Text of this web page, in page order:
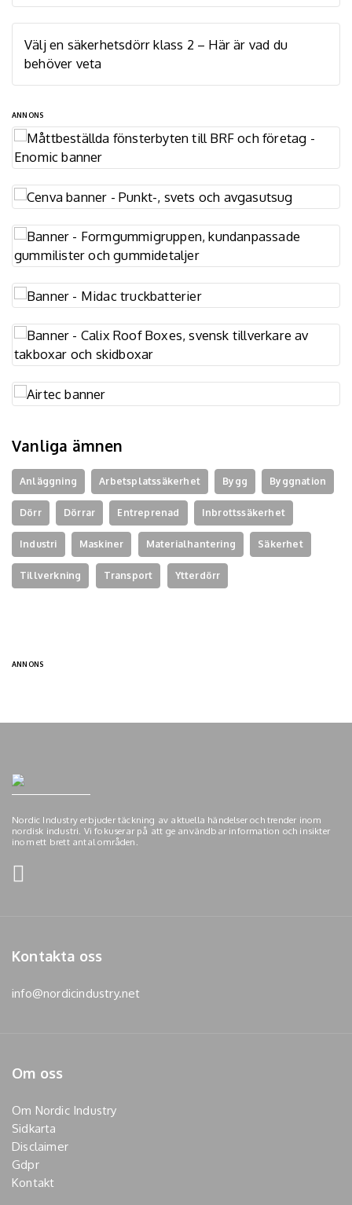
Välj en säkerhetsdörr klass 2 – Här är vad du
behöver veta
ANNONS
Vanliga ämnen
Anläggning Arbetsplatssäkerhet Bygg Byggnation
Dörr Dörrar Entreprenad Inbrottssäkerhet
Industri Maskiner Materialhantering Säkerhet
Tillverkning Transport Ytterdörr
ANNONS
Nordic Industry erbjuder täckning av aktuella händelser och trender inom
nordisk industri. Vi fokuserar på att ge användbar information och insikter
inom ett brett antal områden.
Kontakta oss
info@nordicindustry.net
Om oss
Om Nordic Industry
Sidkarta
Disclaimer
Gdpr
Kontakt